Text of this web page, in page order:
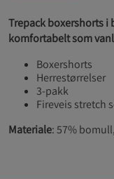
Trepack boxershorts i
komfortabelt som
Boxershorts
Herrestørrelser
3-pakk
Fireveis stretch
Materiale: 57%